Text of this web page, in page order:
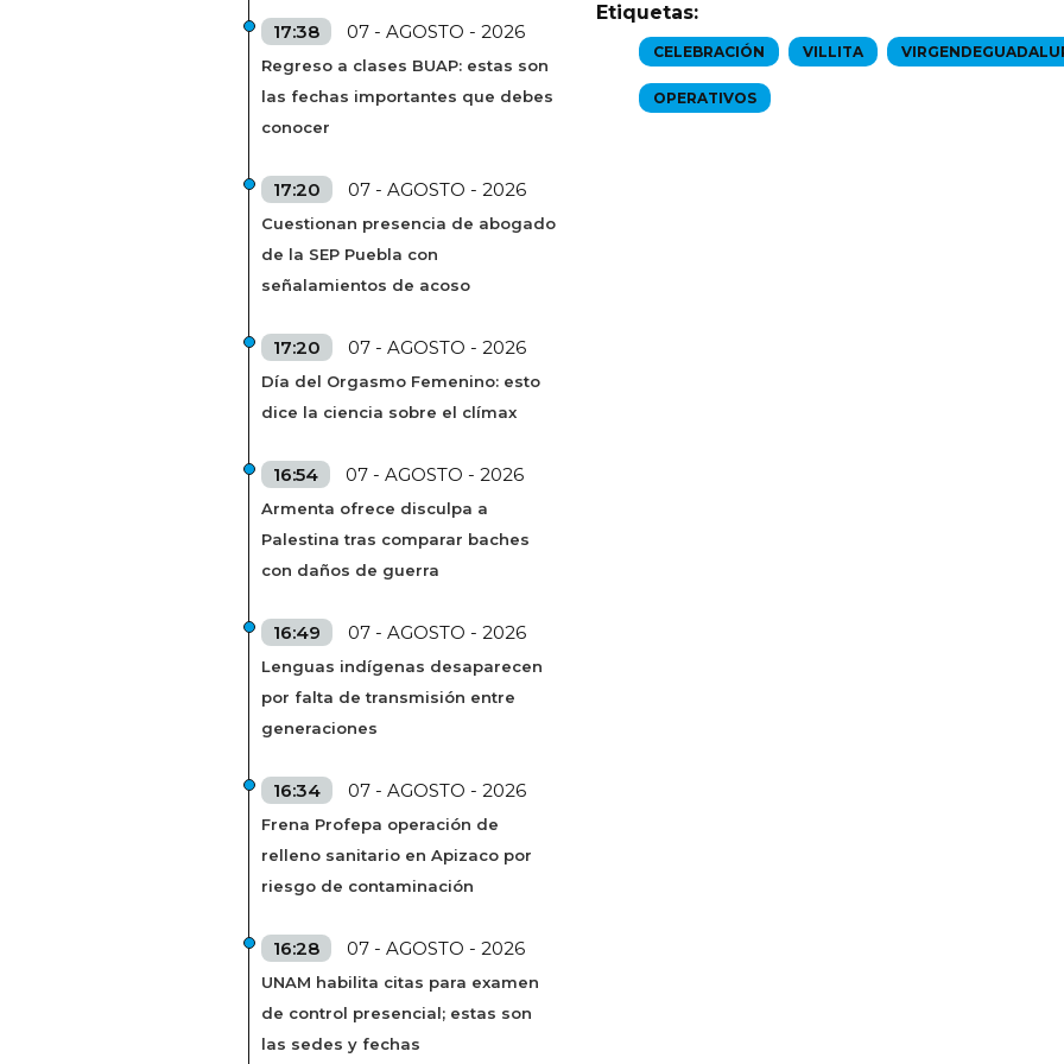
17:38 07 - AGOSTO - 2026
Regreso a clases BUAP: estas son
las fechas importantes que debes
conocer
17:20 07 - AGOSTO - 2026
Cuestionan presencia de abogado
de la SEP Puebla con
señalamientos de acoso
17:20 07 - AGOSTO - 2026
Día del Orgasmo Femenino: esto
dice la ciencia sobre el clímax
16:54 07 - AGOSTO - 2026
Armenta ofrece disculpa a
Palestina tras comparar baches
con daños de guerra
16:49 07 - AGOSTO - 2026
Lenguas indígenas desaparecen
por falta de transmisión entre
generaciones
16:34 07 - AGOSTO - 2026
Frena Profepa operación de
relleno sanitario en Apizaco por
riesgo de contaminación
16:28 07 - AGOSTO - 2026
UNAM habilita citas para examen
de control presencial; estas son
las sedes y fechas
Etiquetas:
CELEBRACIÓN VILLITA
OPERATIVOS